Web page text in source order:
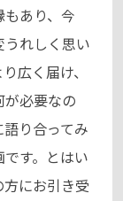
あり、今
れしく思い
広く届け、
必要なの
り合ってみ
す。とはい
にお引き受